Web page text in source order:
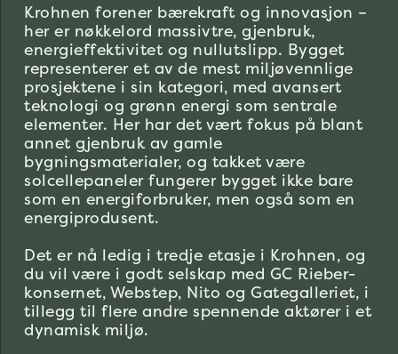
Krohnen forener bærekraft og innovasjon –
her er nøkkelord massivtre, gjenbruk,
energieffektivitet og nullutslipp. Bygget
representerer et av de mest miljøvennlige
prosjektene i sin kategori, med avansert
teknologi og grønn energi som sentrale
elementer. Her har det vært fokus på blant
annet gjenbruk av gamle
bygningsmaterialer, og takket være
solcellepaneler fungerer bygget ikke bare
som en energiforbruker, men også som en
energiprodusent.
Det er nå ledig i tredje etasje i Krohnen, og
du vil være i godt selskap med GC Rieber-
konsernet, Webstep, Nito og Gategalleriet, i
tillegg til flere andre spennende aktører i et
dynamisk miljø.